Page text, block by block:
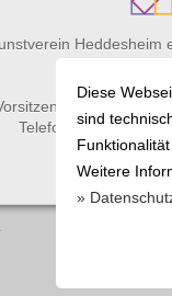
Diese
sind
Weitere
»
Heddesheim
68542
Bernd
Telefon: (0 62 03) 4